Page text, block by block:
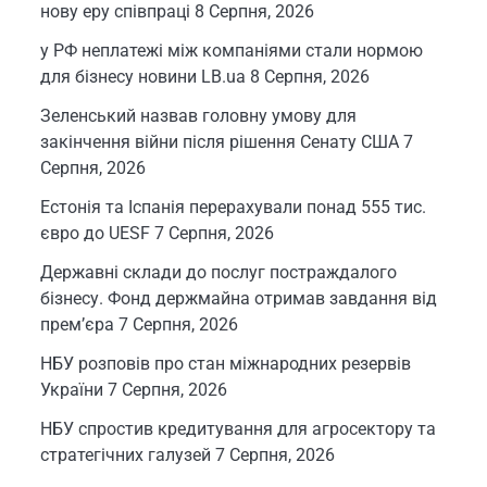
нову еру співпраці 8 Серпня, 2026
у РФ неплатежі між компаніями стали нормою
для бізнесу новини LB.ua 8 Серпня, 2026
Зеленський назвав головну умову для
закінчення війни після рішення Сенату США 7
Серпня, 2026
Естонія та Іспанія перерахували понад 555 тис.
євро до UESF 7 Серпня, 2026
Державні склади до послуг постраждалого
бізнесу. Фонд держмайна отримав завдання від
прем’єра 7 Серпня, 2026
НБУ розповів про стан міжнародних резервів
України 7 Серпня, 2026
НБУ спростив кредитування для агросектору та
стратегічних галузей 7 Серпня, 2026